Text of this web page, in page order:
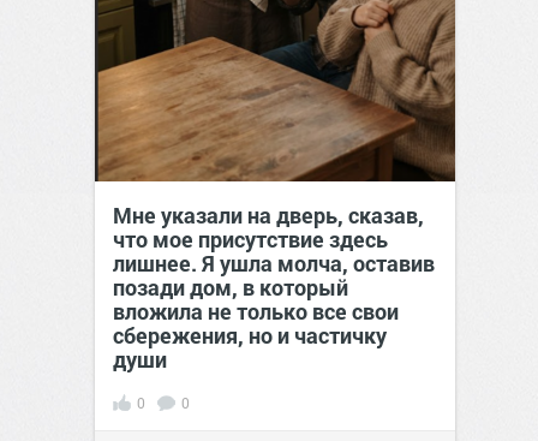
Мне указали на дверь, сказав,
что мое присутствие здесь
лишнее. Я ушла молча, оставив
позади дом, в который
вложила не только все свои
сбережения, но и частичку
души
0 0